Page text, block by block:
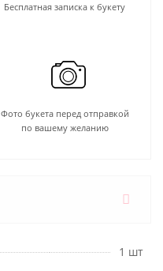
Бесплатная записка к букету
Фото букета перед отправкой
по вашему желанию
1 шт